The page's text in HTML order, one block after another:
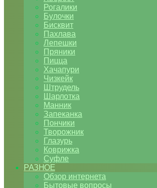
Рогалики
Булочки
Бисквит
Пахлава
Лепешки
Пряники
Пицца
Хачапури
Чизкейк
Штрудель
Шарлотка
Манник
Запеканка
Пончики
Творожник
Глазурь
Коврижка
Суфле
РАЗНОЕ
Обзор интернета
Бытовые вопросы